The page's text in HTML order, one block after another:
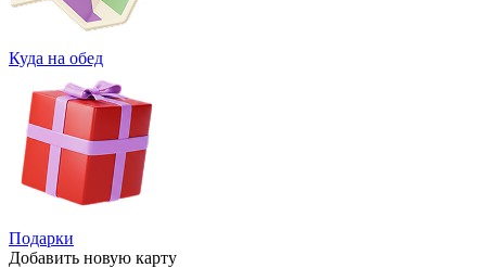
Куда на обед
Подарки
Добавить новую карту